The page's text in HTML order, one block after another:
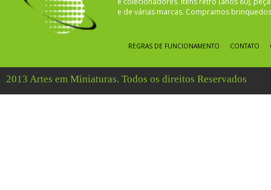
e de várias marcas. Compramos
REGRAS DE FUNCIONAMENTO CONTATO
2013 Artes em Miniaturas. Todos os direitos Reservados